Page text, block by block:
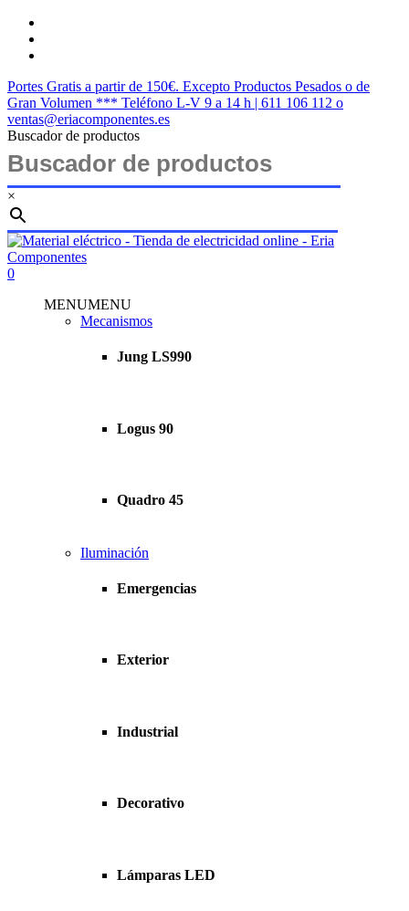
Saltar
contenido
Portes Gratis a partir de 150€. Excepto Productos Pesados o de
Gran Volumen *** Teléfono L-V 9 a 14 h | 611 106 112 o
ventas@eriacomponentes.es
Buscador de productos
×
Cerrar
búsqueda
buscar
account
0
MENUMENU
Mecanismos
Jung LS990
Logus 90
Quadro 45
Iluminación
Emergencias
Exterior
Industrial
Decorativo
Lámparas LED